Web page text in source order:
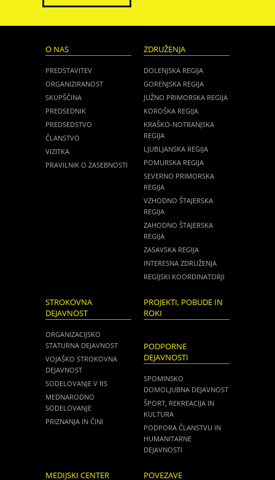
O NAS
PREDSTAVITEV
ORGANIZIRANOST
SKUPŠČINA
PREDSEDNIK
PREDSEDSTVO
ČLANSTVO
VIZITKA
PRAVILNIK O ZASEBNOSTI
ZDRUŽENJA
DOLENJSKA REGIJA
GORENJSKA REGIJA
JUŽNO PRIMORSKA REGIJA
KOROŠKA REGIJA
KRAŠKO-NOTRANJSKA
REGIJA
LJUBLJANSKA REGIJA
POMURSKA REGIJA
SEVERNO PRIMORSKA
REGIJA
VZHODNO ŠTAJERSKA
REGIJA
ZAHODNO ŠTAJERSKA
REGIJA
ZASAVSKA REGIJA
INTERESNA ZDRUŽENJA
REGIJSKI KOORDINATORJI
STROKOVNA
DEJAVNOST
ORGANIZACIJSKO
STATURNA DEJAVNOST
VOJAŠKO STROKOVNA
DEJAVNOST
SODELOVANJE V RS
MEDNARODNO
SODELOVANJE
PRIZNANJA IN ČINI
PROJEKTI, POBUDE IN
ROKI
PODPORNE
DEJAVNOSTI
SPOMINSKO
DOMOLJUBNA DEJAVNOST
ŠPORT, REKREACIJA IN
KULTURA
PODPORA ČLANSTVU IN
HUMANITARNE
DEJAVNOSTI
MEDIJSKI CENTER POVEZAVE